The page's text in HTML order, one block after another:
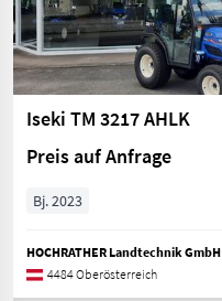
Iseki TM 3217 AHLK
Preis auf Anfrage
Bj. 2023
HOCHRATHER Landtechnik GmbH
4484 Oberösterreich